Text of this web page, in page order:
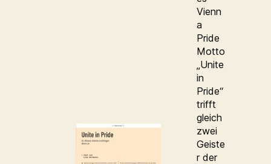
Vienn
a
Pride
Motto
„Unite
in
Pride“
trifft
gleich
zwei
Geiste
r der